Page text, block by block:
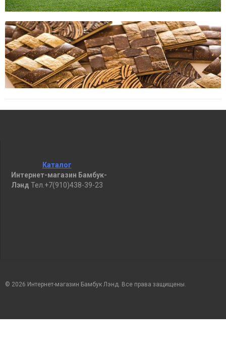
Каталог
Интернет-магазин Бамбук-
Лэнд Тел.+7(910)438-39-23
© 2026 Интернет-магазин Бамбук Лэнд. Все права защищены.